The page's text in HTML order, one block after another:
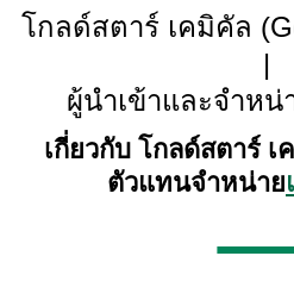
โกลด์สตาร์ เคมิคัล
|
ผู้นำเข้าและจำหน่
เกี่ยวกับ โกลด์สตาร์
ตัวแทนจำหน่าย